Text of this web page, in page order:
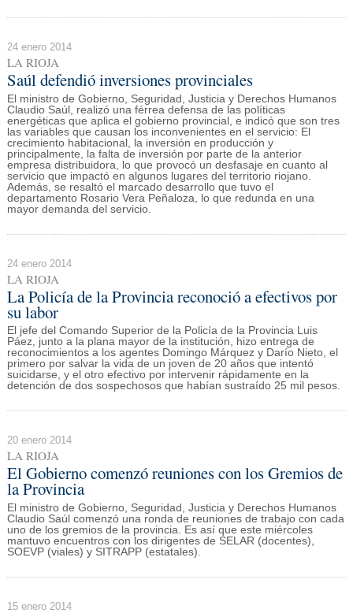
24 enero 2014
LA RIOJA
Saúl defendió inversiones provinciales
El ministro de Gobierno, Seguridad, Justicia y Derechos Humanos
Claudio Saúl, realizó una férrea defensa de las políticas
energéticas que aplica el gobierno provincial, e indicó que son tres
las variables que causan los inconvenientes en el servicio: El
crecimiento habitacional, la inversión en producción y
principalmente, la falta de inversión por parte de la anterior
empresa distribuidora, lo que provocó un desfasaje en cuanto al
servicio que impactó en algunos lugares del territorio riojano.
Además, se resaltó el marcado desarrollo que tuvo el
departamento Rosario Vera Peñaloza, lo que redunda en una
mayor demanda del servicio.
24 enero 2014
LA RIOJA
La Policía de la Provincia reconoció a efectivos por
su labor
El jefe del Comando Superior de la Policía de la Provincia Luis
Páez, junto a la plana mayor de la institución, hizo entrega de
reconocimientos a los agentes Domingo Márquez y Darío Nieto, el
primero por salvar la vida de un joven de 20 años que intentó
suicidarse, y el otro efectivo por intervenir rápidamente en la
detención de dos sospechosos que habían sustraído 25 mil pesos.
20 enero 2014
LA RIOJA
El Gobierno comenzó reuniones con los Gremios de
la Provincia
El ministro de Gobierno, Seguridad, Justicia y Derechos Humanos
Claudio Saúl comenzó una ronda de reuniones de trabajo con cada
uno de los gremios de la provincia. Es así que este miércoles
mantuvo encuentros con los dirigentes de SELAR (docentes),
SOEVP (viales) y SITRAPP (estatales).
15 enero 2014